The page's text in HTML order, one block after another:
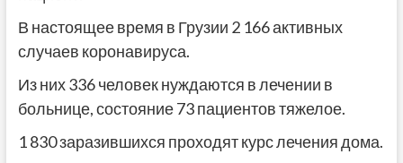
В настоящее время в Грузии 2 166 активных
случаев коронавируса.
Из них 336 человек нуждаются в лечении в
больнице, состояние 73 пациентов тяжелое.
1 830 заразившихся проходят курс лечения дома.